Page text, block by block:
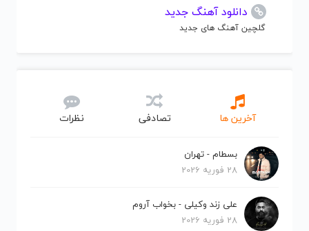
دانلود آهنگ جدید
گلچین آهنگ های جدید
آخرین ها تصادفی نظرات
بسطام - تهران
28 فوریه 2026
علی زند وکیلی - بخواب آروم
28 فوریه 2026